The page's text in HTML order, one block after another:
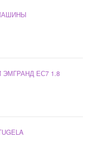
ЕС7 1.8